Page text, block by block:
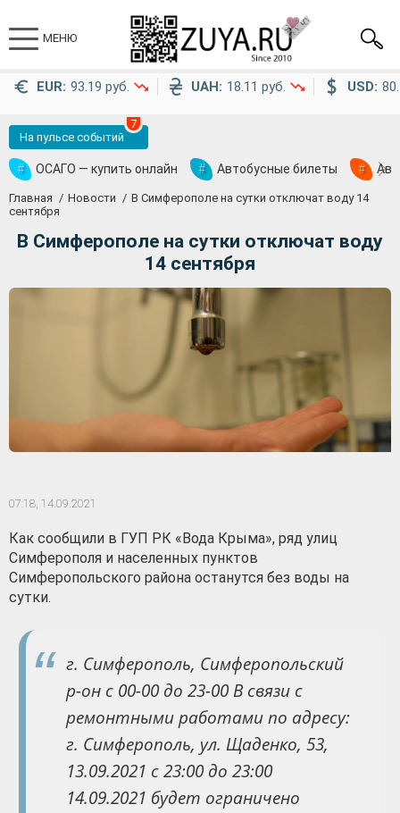
МЕНЮ
EUR: 93.19 руб. UAH: 18.11 руб. USD:
На пульсе событий
7
# ОСАГО — купить онлайн # Автобусные билеты #
Главная Новости
В Симферополе на сутки отключат воду 14
сентября
В Симферополе на сутки отключат воду
14 сентября
07:18, 14.09.2021
Как сообщили в ГУП РК «Вода Крыма», ряд улиц
Симферополя и населенных пунктов
Симферопольского района останутся без воды на
сутки.
г. Симферополь, Симферопольский
р-он с 00-00 до 23-00 В связи с
ремонтными работами по адресу:
г. Симферополь, ул. Щаденко, 53,
13.09.2021 с 23:00 до 23:00
14.09.2021 будет ограничено